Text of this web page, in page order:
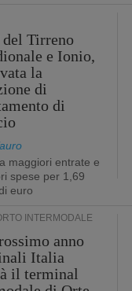
del Tirreno
e Ionio,
la
di
di
maggiori entrate e
spese per 1,69
euro
INTERMODALE
anno
Italia
il terminal